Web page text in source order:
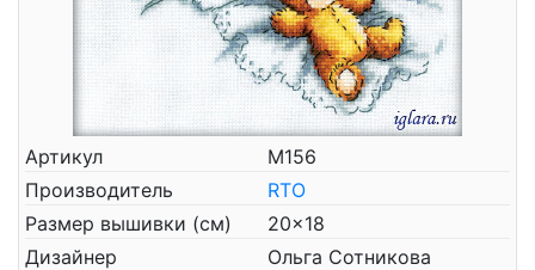
Артикул
М156
Производитель
RTO
Размер вышивки (см)
20x18
Дизайнер
Ольга Сотникова